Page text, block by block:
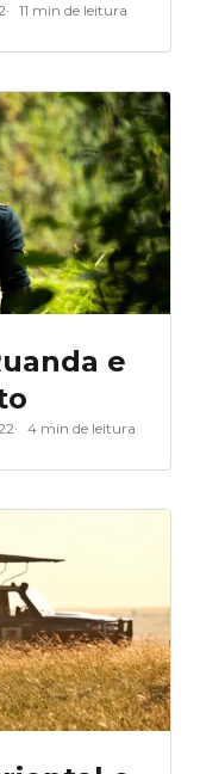
11 min de leitura
e
4 min de leitura